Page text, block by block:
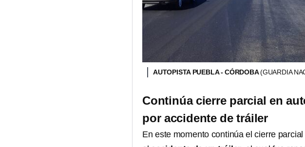
AUTOPISTA PUEBLA - CÓRDOBA(GUARDIA
Continúa cierre parcial en
por accidente de tráiler
En este momento continúa el cierre parcial